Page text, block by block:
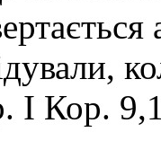
І Кор.